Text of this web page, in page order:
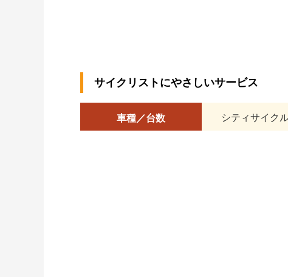
サイクリストにやさしいサービス
車種／台数 シティサイク